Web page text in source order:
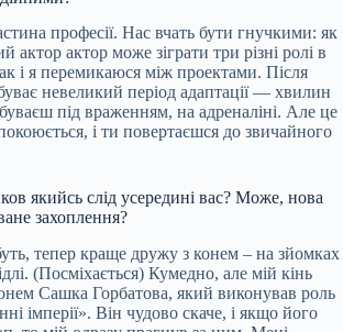
професії. Нас вчать бути гнучкими: як
актор актор може зіграти три різні ролі в
і я перемикаюся між проектами. Після
невеликий період адаптації — хвилин
під враженням, на адреналіні. Але це
і ти повертаєшся до звичайного
якийсь слід усередині вас? Може, нова
захоплення?
тепер краще дружу з конем – на зйомках
(Посміхається) Кумедно, але мій кінь
Сашка Горбатова, який виконував роль
імперії». Він чудово скаче, і якщо його